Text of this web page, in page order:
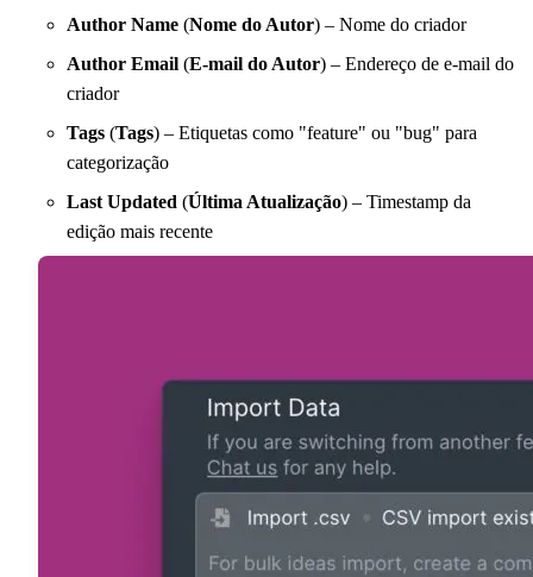
Author Name (Nome do Autor) – Nome do criador
Author Email (E-mail do Autor) – Endereço de e-mail do
criador
Tags (Tags) – Etiquetas como "feature" ou "bug" para
categorização
Last Updated (Última Atualização) – Timestamp da
edição mais recente